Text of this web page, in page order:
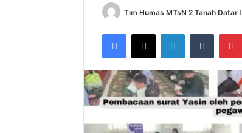
Tim Humas MTsN 2 Tanah Datar
Facebook
X LinkedInTumblr